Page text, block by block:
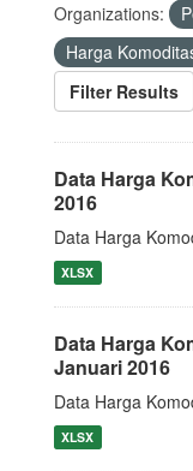
Organizations:
Harga
Filter Results
Data Harga
2016
Data Harga
XLSX
Data Harga
Januari 2016
Data Harga
XLSX